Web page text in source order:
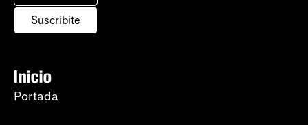
Suscribite
Inicio
Portada